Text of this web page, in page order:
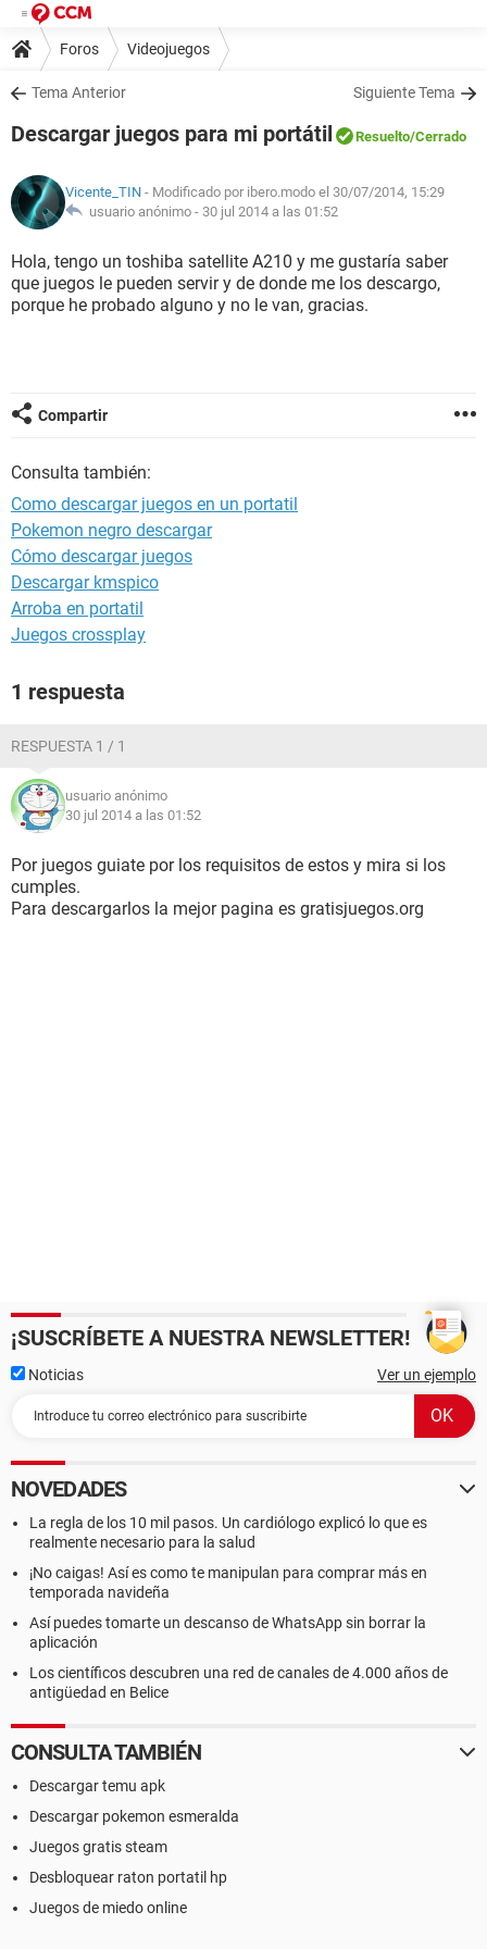
Foros Videojuegos
Tema Anterior Siguiente Tema
Descargar juegos para mi portátil Resuelto/Cerrado
Vicente_TIN - Modificado por ibero.modo el 30/07/2014, 15:29
usuario anónimo - 30 jul 2014 a las 01:52
Hola, tengo un toshiba satellite A210 y me gustaría saber
que juegos le pueden servir y de donde me los descargo,
porque he probado alguno y no le van, gracias.
Compartir
Consulta también:
Como descargar juegos en un portatil
Pokemon negro descargar
Cómo descargar juegos
Descargar kmspico
Arroba en portatil
Juegos crossplay
1 respuesta
RESPUESTA 1 / 1
usuario anónimo
30 jul 2014 a las 01:52
Por juegos guiate por los requisitos de estos y mira si los
cumples.
Para descargarlos la mejor pagina es gratisjuegos.org
¡SUSCRÍBETE A NUESTRA NEWSLETTER!
Noticias Ver un ejemplo
NOVEDADES
La regla de los 10 mil pasos. Un cardiólogo explicó lo que es
realmente necesario para la salud
¡No caigas! Así es como te manipulan para comprar más en
temporada navideña
Así puedes tomarte un descanso de WhatsApp sin borrar la
aplicación
Los científicos descubren una red de canales de 4.000 años de
antigüedad en Belice
CONSULTA TAMBIÉN
Descargar temu apk
Descargar pokemon esmeralda
Juegos gratis steam
Desbloquear raton portatil hp
Juegos de miedo online